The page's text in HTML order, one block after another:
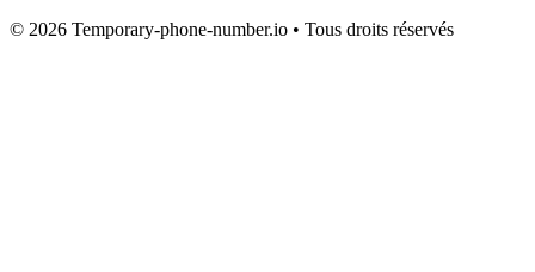
© 2026 Temporary-phone-number.io • Tous droits réservés